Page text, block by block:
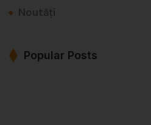
Noutăți
Popular Posts